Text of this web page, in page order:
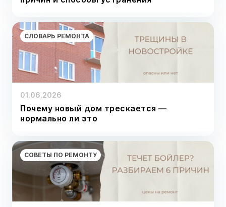
СЛОВАРЬ РЕМОНТА
01.06.2026
Почему новый дом трескается —
нормально ли это
СОВЕТЫ ПО РЕМОНТУ